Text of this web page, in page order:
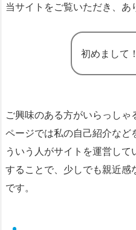
当サイトをご覧いただき、あ
初めまして
ご興味のある方がいらっし
ページでは私の自己紹介など
ういう人がサイトを運営して
することで、少しでも親近感
です。